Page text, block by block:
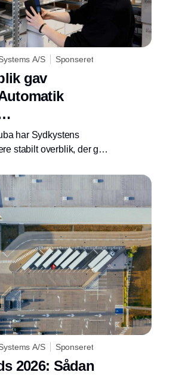
A/S Sponseret
gav
har Sydkystens
stabilt overblik, der gør
A/S Sponseret
2026: Sådan